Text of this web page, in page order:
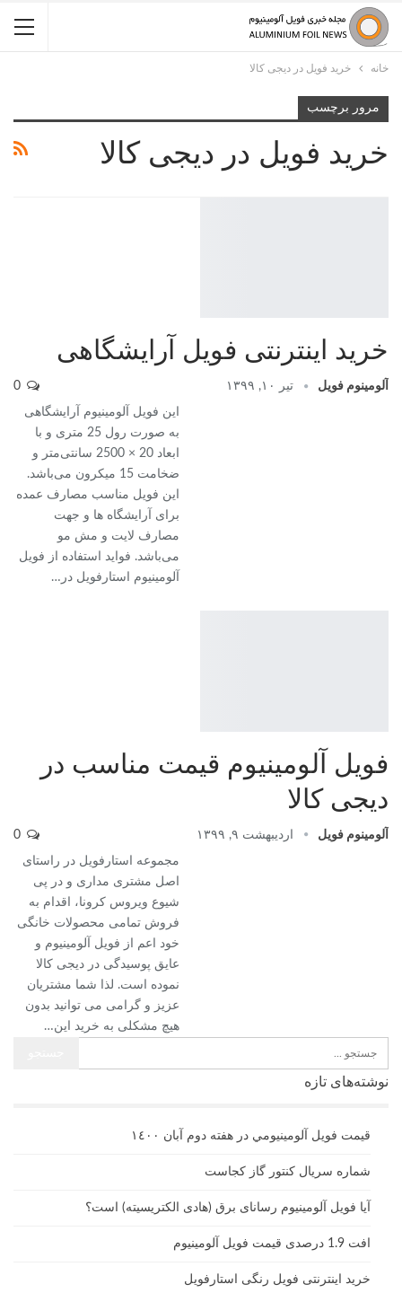
خانه خرید فویل در دیجی کالا
مرور برچسب
خرید فویل در دیجی کالا
خرید اینترنتی فویل آرایشگاهی
آلومینوم فویل تیر ۱۰, ۱۳۹۹
این فویل آلومینیوم آرایشگاهی
به صورت رول 25 متری و با
ابعاد 20 × 2500 سانتی‌متر و
ضخامت 15 میکرون می‌باشد.
این فویل مناسب مصارف عمده
برای آرایشگاه ها و جهت
مصارف لایت و مش مو
می‌باشد. فواید استفاده از فویل
آلومینیوم استارفویل در …
فویل آلومینیوم قیمت مناسب در
دیجی کالا
آلومینوم فویل اردیبهشت ۹, ۱۳۹۹
مجموعه استارفویل در راستای
اصل مشتری مداری و در پی
شیوع ویروس کرونا، اقدام به
فروش تمامی محصولات خانگی
خود اعم از فویل آلومینیوم و
عایق پوسیدگی در دیجی کالا
نموده است. لذا شما مشتریان
عزیز و گرامی می توانید بدون
هیچ مشکلی به خرید این…
نوشته‌های تازه
قيمت فويل آلومينيومي در هفته دوم آبان ١٤٠٠
شماره سریال کنتور گاز کجاست
آیا فویل آلومینیوم رسانای برق (هادی الکتریسیته) است؟
افت 1.9 درصدی قیمت فویل آلومینیوم
خرید اینترنتی فویل رنگی استارفویل